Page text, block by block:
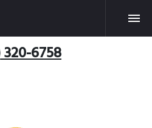
320-6758